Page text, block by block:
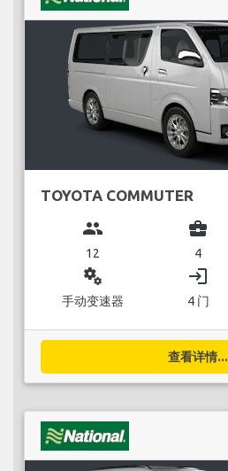
TOYOTA COMMUTER
group
12
business_center
4
miscellaneous_services
手动变速器
login
4 门
查看详情...